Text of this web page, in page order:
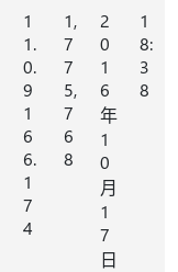
1
1.
0.
9
1
6
6.
1
7
4
1,
7
7
5,
7
6
8
2
0
1
6
年
1
0
月
1
7
日
1
8:
3
8